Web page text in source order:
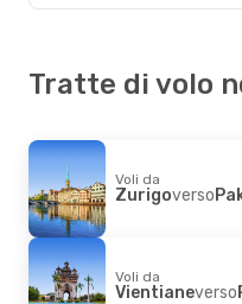
Tratte di volo
Voli da
Zurigoverso
Voli da
Vientianeverso